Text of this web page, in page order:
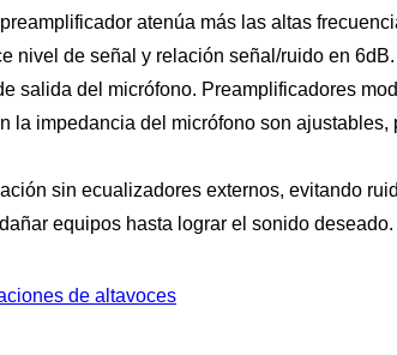
atenúa más las altas
de señal y relación señal/ruido en
salida del micrófono. Preamplificadores
impedancia del micrófono son
sin ecualizadores externos, evitando
equipos hasta lograr el sonido deseado.
de altavoces